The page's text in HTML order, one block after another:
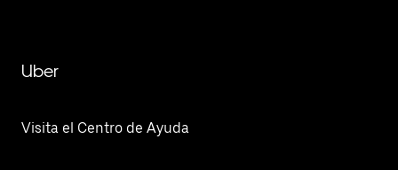
Uber
Visita el Centro de Ayuda